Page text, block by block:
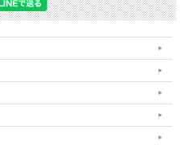
綿６０％・ポリエステル４０％